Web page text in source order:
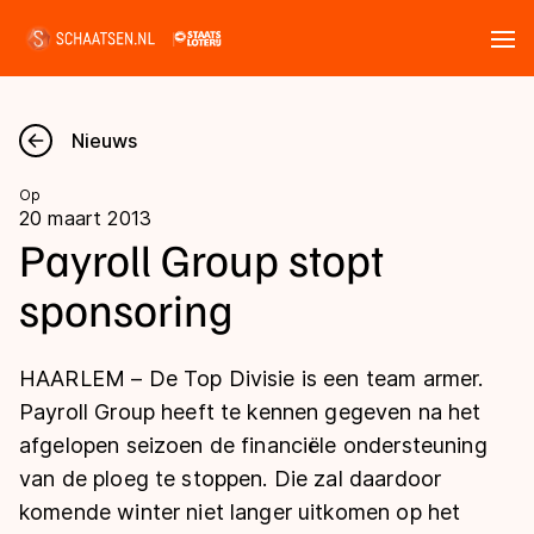
Nieuws
Kalender
Disciplines
Langebaan
Shorttrack
Inlineskaten
Uitslagen
Langebaan
Shorttrack
Marathon
Tijden & historie
Ranglijsten Langebaan
Nieuws
Op
20 maart 2013
Payroll Group stopt
sponsoring
HAARLEM – De Top Divisie is een team armer.
Payroll Group heeft te kennen gegeven na het
afgelopen seizoen de financiële ondersteuning
van de ploeg te stoppen. Die zal daardoor
komende winter niet langer uitkomen op het